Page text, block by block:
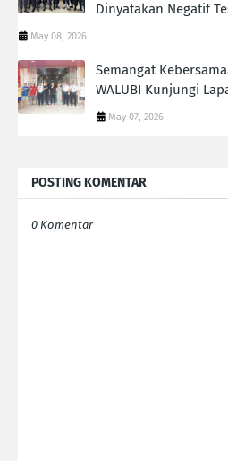
Dinyatakan Negatif
May 08, 2026
Semangat
WALUBI Kunjungi
May 07, 2026
POSTING KOMENTAR
0 Komentar